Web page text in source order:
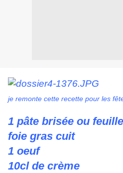
je remonte cette recette pour les
1 pâte brisée ou
foie gras cuit
1 oeuf
10cl de crème